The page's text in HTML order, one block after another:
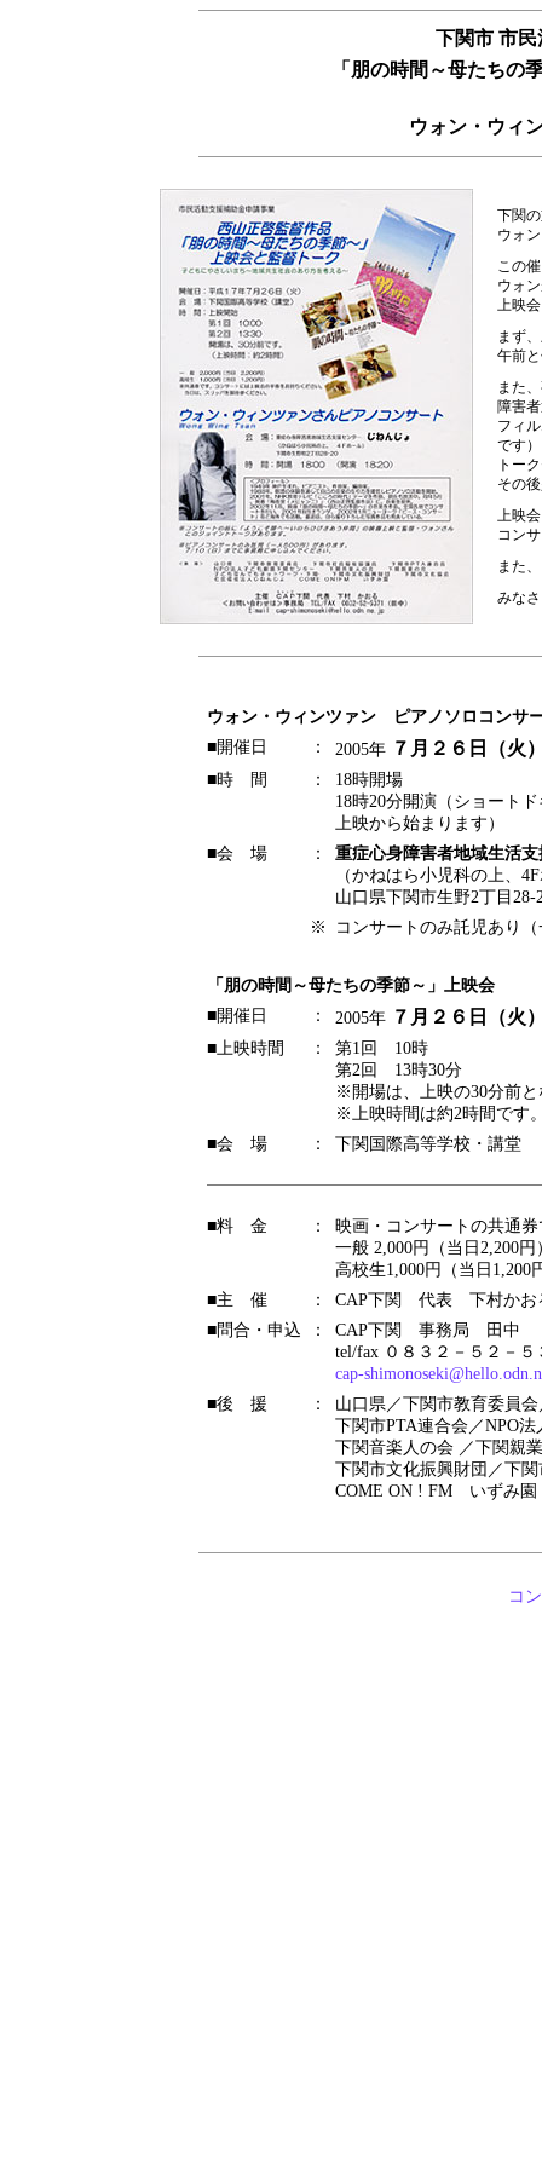
下関市 市
「朋の時間～母たちの
ウォン・ウィ
下関
ウォ
この
ウォ
上映
まず
午前
また
障害
フィ
です
トー
その
上映
コン
また
みな
ウォン・ウィンツァン ピアノソロコンサ
■開催日
： 2005年 ７月２６日（火
■時 間 ：
18時開場
18時20分開演（ショート
上映から始まります）
■会 場
：
重症心身障害者地域生活
（かねはら小児科の上、
山口県下関市生野2丁目28-
※
コンサートのみ託児あり
「朋の時間～母たちの季節～」上映会
■開催日
： 2005年 ７月２６日（火
■上映時間 ：
第1回 10時
第2回 13時30分
※開場は、上映の30分前と
※上映時間は約2時間です
■会 場
： 下関国際高等学校・講堂
■料 金 ：
映画・コンサートの共通
一般 2,000円（当日2,200円
高校生1,000円（当日1,200
■主 催
：
CAP下関 代表 下村かお
■問合・申込
：
CAP下関 事務局 田中
tel/fax ０８３２－５２－５
cap-
■後 援
：
山口県／下関市教育委員
下関市PTA連合会／NPO
下関音楽人の会 ／下関親
下関市文化振興財団／下
COME ON ! FM いずみ園
コ